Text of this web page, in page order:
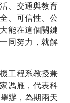
、交通與教育
、可信性、公
能在這個關鍵
同努力，就解
工程系教授兼
馮雁，代表科
辦，為期兩天